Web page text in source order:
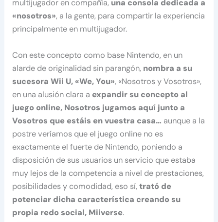
multijugador en compañía, una consola dedicada a
«nosotros», a la gente, para compartir la experiencia
principalmente en multijugador.
Con este concepto como base Nintendo, en un
alarde de originalidad sin parangón, nombra a su
sucesora Wii U, «We, You», «Nosotros y Vosotros»,
en una alusión clara a expandir su concepto al
juego online, Nosotros jugamos aquí junto a
Vosotros que estáis en vuestra casa… aunque a la
postre veríamos que el juego online no es
exactamente el fuerte de Nintendo, poniendo a
disposición de sus usuarios un servicio que estaba
muy lejos de la competencia a nivel de prestaciones,
posibilidades y comodidad, eso sí,trató de
potenciar dicha característica creando su
propia redo social, Miiverse.